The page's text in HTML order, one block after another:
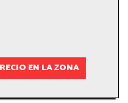
EN LA ZONA